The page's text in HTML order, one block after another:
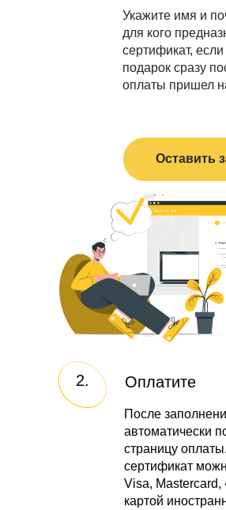
Оставить
Укажите имя и
для кого
сертификат,
подарок сразу
оплаты пришел
2. Оплатите
После
автоматически
страницу
сертификат
Visa,
картой